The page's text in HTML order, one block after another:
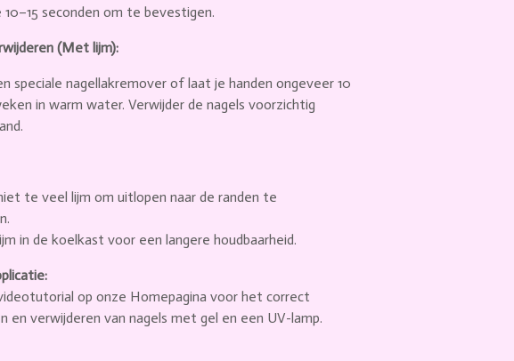
10–15 seconden om te bevestigen.
(Met lijm):
speciale nagellakremover of laat je handen ongeveer 10
in warm water. Verwijder de nagels voorzichtig
te veel lijm om uitlopen naar de randen te
in de koelkast voor een langere houdbaarheid.
op onze Homepagina voor het correct
en verwijderen van nagels met gel en een UV-lamp.